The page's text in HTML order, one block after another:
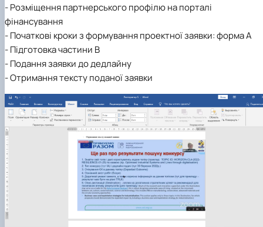
- Розміщення партнерського профілю на порталі
фінансування
- Початкові кроки з формування проектної заявки: форма А
- Підготовка частини В
- Подання заявки до дедлайну
- Отримання тексту поданої заявки